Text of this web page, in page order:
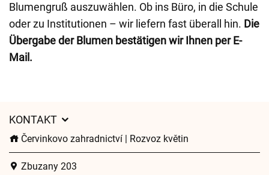
Blumengruß auszuwählen. Ob ins Büro, in die Schule
oder zu Institutionen – wir liefern fast überall hin. Die
Übergabe der Blumen bestätigen wir Ihnen per E-
Mail.
KONTAKT
Červinkovo zahradnictví | Rozvoz květin
Zbuzany 203